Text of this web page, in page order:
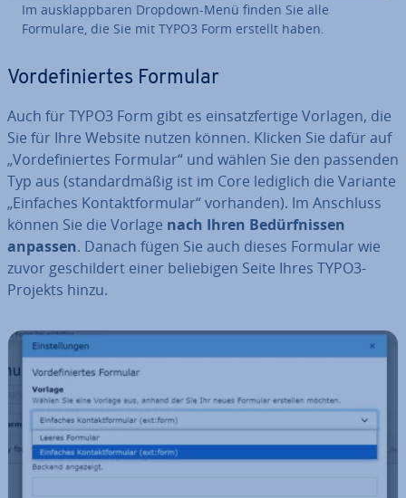
Im aus­klapp­ba­ren Dropdown-Menü finden Sie alle
Formulare, die Sie mit TYPO3 Form erstellt haben.
Vor­de­fi­nier­tes Formular
Auch für TYPO3 Form gibt es ein­satz­fer­ti­ge Vorlagen, die
Sie für Ihre Website nutzen können. Klicken Sie dafür auf
„Vor­de­fi­nier­tes Formular“ und wählen Sie den passenden
Typ aus (stan­dard­mä­ßig ist im Core lediglich die Variante
„Einfaches Kon­takt­for­mu­lar“ vorhanden). Im Anschluss
können Sie die Vorlage nach Ihren Be­dürf­nis­sen
anpassen. Danach fügen Sie auch dieses Formular wie
zuvor ge­schil­dert einer be­lie­bi­gen Seite Ihres TYPO3-
Projekts hinzu.